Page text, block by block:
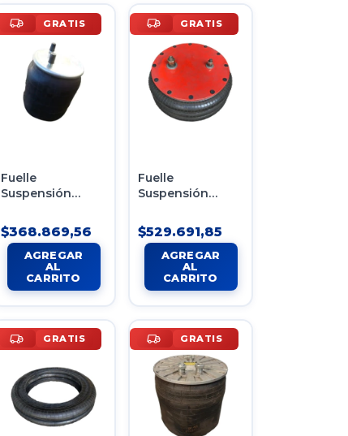
GRATIS
Fuelle
Suspensión
Randon TC280-
460US Tipo 2
$368.869,56
GRATIS
Fuelle
Suspensión
Trilobular
Conjunto
Armado
$529.691,85
GRATIS GRATIS